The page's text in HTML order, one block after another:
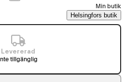
Min butik
Helsingfors butik
Levererad
Inte tillgänglig